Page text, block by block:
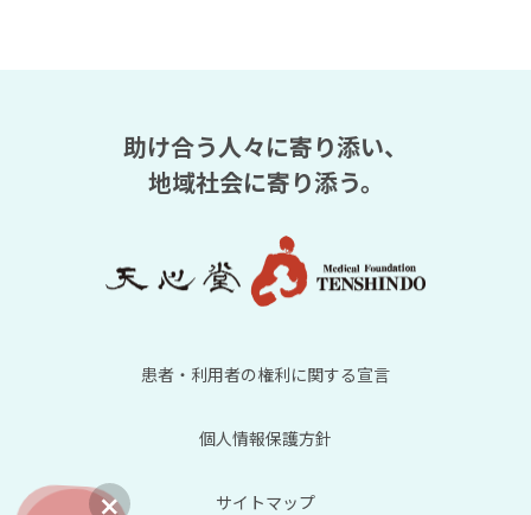
助け合う人々に寄り添い、
地域社会に寄り添う。
患者・利用者の権利に関する宣言
個人情報保護方針
サイトマップ